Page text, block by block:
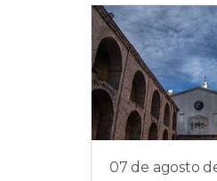
07 de agosto